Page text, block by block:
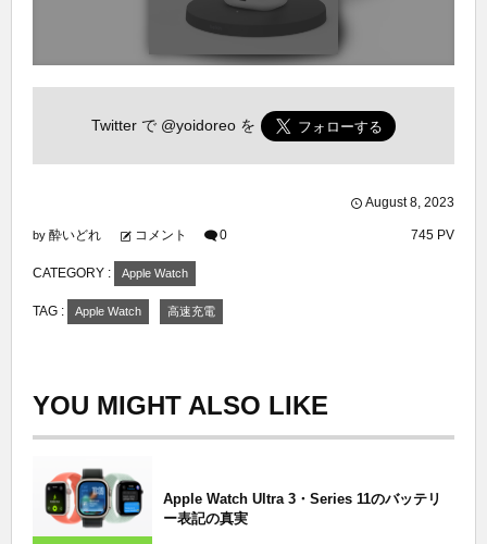
Twitter で @yoidoreo を
August 8 2023
by 酔いどれ コメント 0 745 PV
CATEGORY : Apple Watch
TAG : Apple Watch 高速充電
YOU MIGHT ALSO LIKE
Apple Watch Ultra 3・Series 11のバッテリ
ー表記の真実